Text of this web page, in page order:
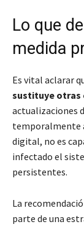
Lo que
medida
Es vital aclarar
sustituye otras
actualizaciones
temporalmente
digital, no es
infectado el
persistentes.
La
parte de una